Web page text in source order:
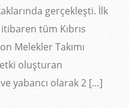
gerçekleşti. İlk
tüm Kıbrıs
Melekler Takımı
oluşturan
yabancı olarak 2 […]